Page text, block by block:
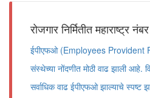
रोजगार निर्मितीत महाराष्ट्र
ईपीएफओ (Employees Provident
संस्थेच्या नोंदणीत मोठी वाढ झाली आहे.
सर्वाधिक वाढ ईपीएफओ झाल्याचे स्पष्ट